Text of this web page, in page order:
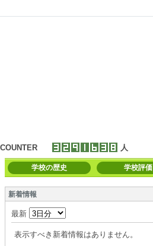
COUNTER 人
学校の歴史 学校評価
新着情報
最新
表示すべき新着情報はありません。